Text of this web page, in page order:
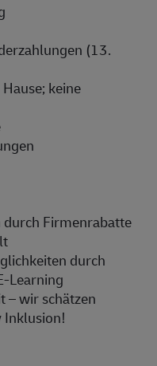
(13.
keine
Firmenrabatte
durch
Learning
– wir schätzen
Inklusion!